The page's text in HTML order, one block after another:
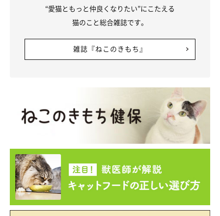
“愛猫ともっと仲良くなりたい”にこたえる
猫のこと総合雑誌です。
雑誌『ねこのきもち』